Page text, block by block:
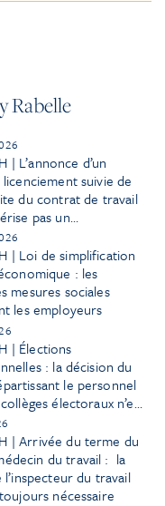
Rabelle
| L’annonce d’un
suivie de
du contrat de travail
pas un
verbal
| Loi de simplification
: les
mesures sociales
les employeurs
| Élections
: la décision du
le personnel
électoraux n’est
au contradictoire
| Arrivée du terme du
du travail : la
l’inspecteur du travail
nécessaire